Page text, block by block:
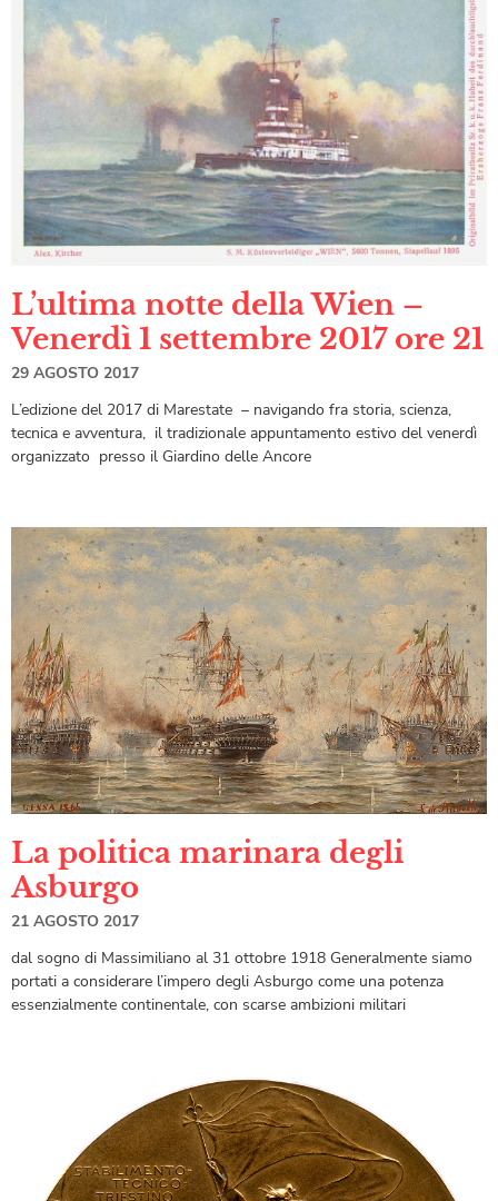
L’ultima notte della Wien –
Venerdì 1 settembre 2017 ore 21
29 AGOSTO 2017
L’edizione del 2017 di Marestate – navigando fra storia, scienza,
tecnica e avventura, il tradizionale appuntamento estivo del venerdì
organizzato presso il Giardino delle Ancore
La politica marinara degli
Asburgo
21 AGOSTO 2017
dal sogno di Massimiliano al 31 ottobre 1918 Generalmente siamo
portati a considerare l’impero degli Asburgo come una potenza
essenzialmente continentale, con scarse ambizioni militari